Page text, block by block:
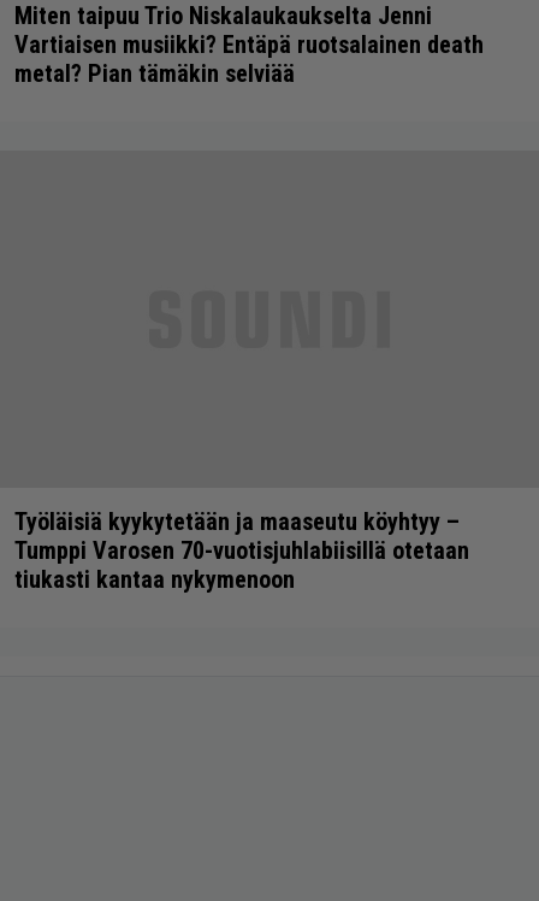
Miten taipuu Trio Niskalaukaukselta Jenni
Vartiaisen musiikki? Entäpä ruotsalainen death
metal? Pian tämäkin selviää
Työläisiä kyykytetään ja maaseutu köyhtyy –
Tumppi Varosen 70-vuotisjuhlabiisillä otetaan
tiukasti kantaa nykymenoon